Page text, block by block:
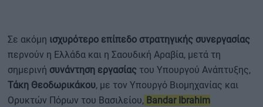
Σε ακόμη ισχυρότερο επίπεδο στρατηγικής συνεργασίας
περνούν η Ελλάδα και η Σαουδική Αραβία, μετά τη
σημερινή συνάντηση εργασίας του Υπουργού Ανάπτυξης,
Τάκη Θεοδωρικάκου, με τον Υπουργό Βιομηχανίας και
Ορυκτών Πόρων του Βασιλείου, Bandar Ibrahim